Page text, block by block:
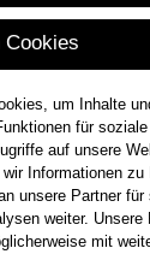
Cookies
um Inhalte
für
auf unsere
Informationen zu
unsere Partner für
weiter. Unsere
mit